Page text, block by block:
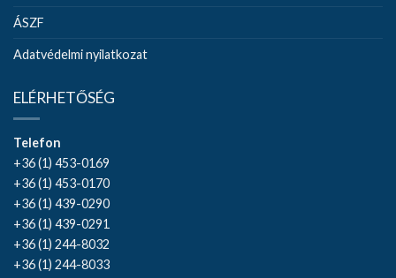
ÁSZF
Adatvédelmi nyilatkozat
ELÉRHETŐSÉG
Telefon
+36 (1) 453-0169
+36 (1) 453-0170
+36 (1) 439-0290
+36 (1) 439-0291
+36 (1) 244-8032
+36 (1) 244-8033